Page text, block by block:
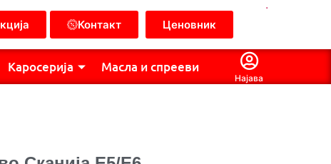
Контакт Ценовник
.
Каросерија Масла и спрееви
Најава